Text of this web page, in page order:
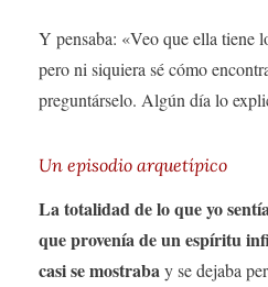
Y pensaba: «Veo que ella tiene
pero ni siquiera sé cómo
preguntárselo. Algún día lo
Un episodio arquetípico
La totalidad de lo que yo
que provenía de un espíritu
casi se mostraba y se dejaba